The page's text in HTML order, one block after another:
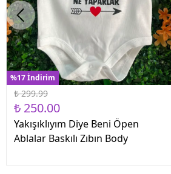
%17 İndirim
₺ 299.99
₺ 250.00
Yakışıklıyım Diye Beni Öpen
Ablalar Baskılı Zıbın Body